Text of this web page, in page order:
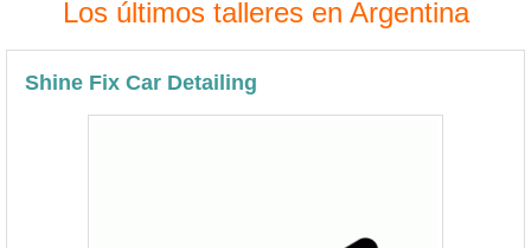
Los últimos talleres en Argentina
Shine Fix Car Detailing